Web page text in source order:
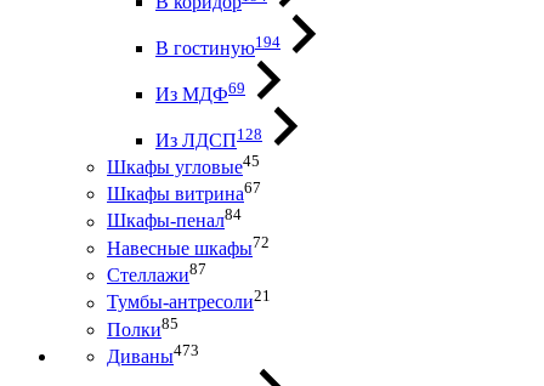
В гостиную194
Из МДФ69
Из ЛДСП128
Шкафы угловые45
Шкафы витрина67
Шкафы-пенал84
Навесные шкафы72
Стеллажи87
Тумбы-антресоли21
Полки85
Диваны473